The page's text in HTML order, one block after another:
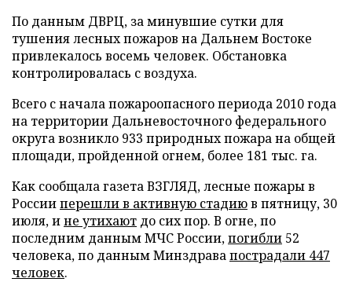
По данным ДВРЦ, за минувшие сутки для
тушения лесных пожаров на Дальнем Востоке
привлекалось восемь человек. Обстановка
контролировалась с воздуха.
Всего с начала пожароопасного периода 2010 года
на территории Дальневосточного федерального
округа возникло 933 природных пожара на общей
площади, пройденной огнем, более 181 тыс. га.
Как сообщала газета ВЗГЛЯД, лесные пожары в
Россииперешли в активную стадиюв пятницу, 30
июля, ине утихают до сих пор. В огне, по
последним данным МЧС России,погибли 52
человека, по данным Минздравапострадали 447
человек.